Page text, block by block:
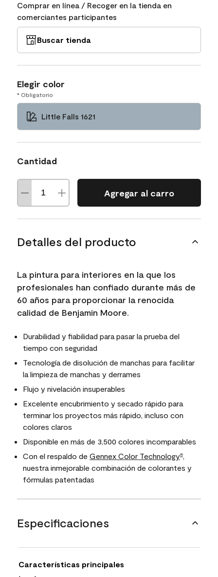
Comprar en línea / Recoger en la tienda en
comerciantes participantes
Buscar tienda
Elegir color
* Obligatorio
Little Falls 1621
Cantidad
Agregar al carro
Detalles del producto
La pintura para interiores en la que los
profesionales han confiado durante más de
60 años para proporcionar la renocida
calidad de Benjamin Moore.
Durabilidad y fiabilidad para pasar la prueba del
tiempo con seguridad
Tecnología de disolución de manchas para facilitar
la limpieza de manchas y derrames
Flujo y nivelación insuperables
Excelente encubrimiento y secado rápido para
terminar los proyectos más rápido, incluso con
colores claros
Disponible en más de 3,500 colores incomparables
Con el respaldo de Gennex Color Technology®,
nuestra inmejorable combinación de colorantes y
fórmulas patentadas
Especificaciones
Características principales